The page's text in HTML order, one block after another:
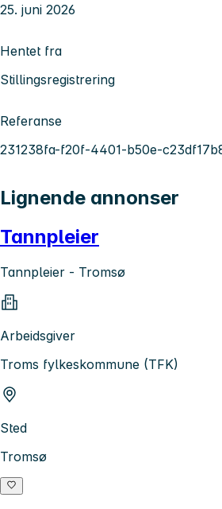
25. juni 2026
Hentet fra
Stillingsregistrering
Referanse
231238fa-f20f-4401-b50e-
Lignende annonser
Tannpleier
Tannpleier - Tromsø
Arbeidsgiver
Troms fylkeskommune (TFK)
Sted
Tromsø